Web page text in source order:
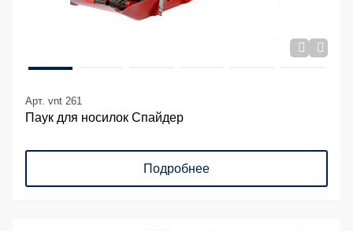
Арт. vnt 261
Паук для носилок Спайдер
Подробнее